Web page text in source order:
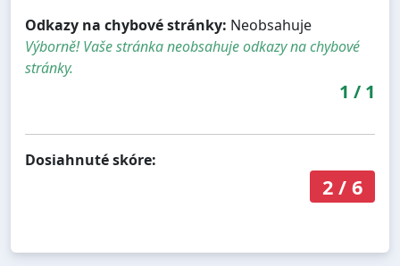
Odkazy na chybové stránky: Neobsahuje
Výborně! Vaše stránka neobsahuje odkazy na chybové
stránky.
1 / 1
Dosiahnuté skóre:
2/ 6